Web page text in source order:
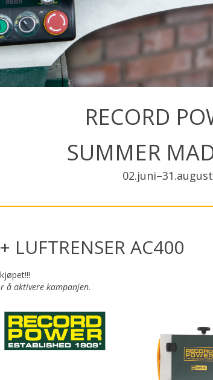
RECORD
SUMMER
02.juni–31.august
LUFTRENSER AC400
å aktivere kampanjen.